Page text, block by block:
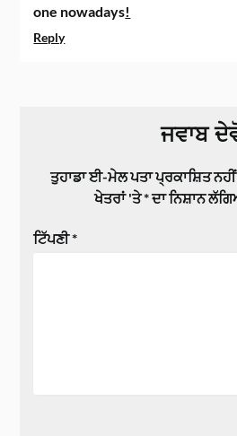
one nowadays!
Reply
ਜਵਾਬ
ਤੁਹਾਡਾ ਈ-ਮੇਲ ਪਤਾ ਪ੍ਰਕਾਸ਼ਿਤ ਨਹੀਂ
ਖੇਤਰਾਂ 'ਤੇ*ਦਾ ਨਿਸ਼ਾਨ
ਟਿੱਪਣੀ*